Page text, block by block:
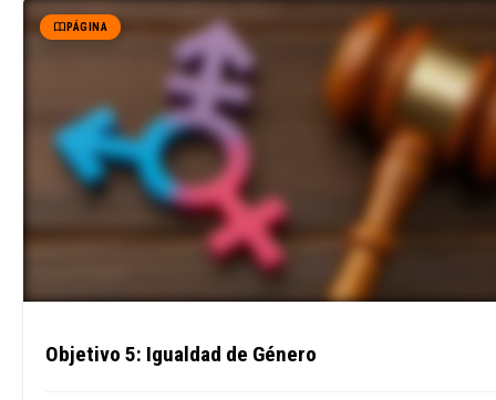
PÁGINA
Objetivo 5: Igualdad de Género